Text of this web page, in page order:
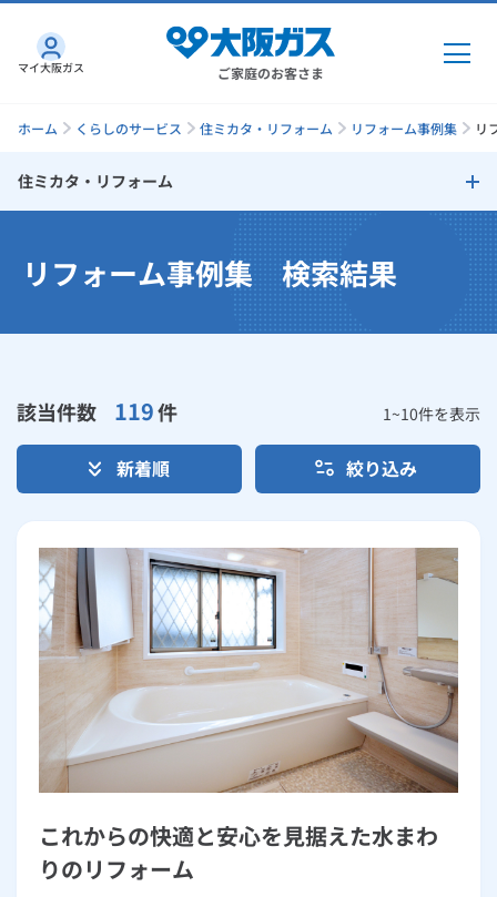
ご家庭のお客さま
ガス・電気 トップ
ガス トップ
GAS得プラン
一般料金
「大阪ガスの都市ガス」への切り替えについて
電気
電気 トップ
「大阪ガスの電気」が選ばれる理由
電気料金メニュー
お手続きから使用開始までの流れ
太陽光発電余剰電力買取サービス
ガスと電気の使用開始の申込
ガスと電気の使用中止 の申込
インターネット
さすガねっとのメリット
料金プラン
通信速度測定
まとめプラン紹介
簡単プラン診断
インターネットのお申込み
機器・修理トップ
ガスコンロ
ガス炊飯器
ガスオーブン
食器洗い乾燥機
バス・洗面
ガス給湯器
ガス温水浴室暖房乾燥機
「カワック・ミストカワック」
リビング・空調
ガスファンヒーター
ガス温水床暖房「ヌック」
取替用ガスコンセント
発電・省エネ
太陽光発電
ぴこぴこ・スマぴこ・けむぴこ
故障診断
エラーコード診断
取扱説明書を探す
定額サービス
らく得リース
らく得保証
くらしのサービス
くらしのサービストップ
リフォーム・リノベーション
リフォーム・リノベーション トップ
住ミカタ・リフォーム
リノベーション「マイリノ」
安心・安全
住ミカタ・サービス
ホームセキュリティ
みるぴこ
便利・おトク
スマイLINK
FitDish
めちゃとクーポン
お手続き・サポート
お手続き一覧
お客さまサポート
お問い合わせ
お引越しの手続き
ショールーム Daigasコラム
総合TOP 業務用・産業用のお客さま 企業情報
マイ大阪ガス
ホーム くらしのサービス 住ミカタ・リフォーム リフォーム事例集 リ
住ミカタ・リフォーム
リフォームサポートプラン
大阪ガスサービスチェーンだからできる「快適」と「安心」のリ
フォーム
住ミカタ・リフォームが選ばれる理由
大阪ガスのリフォーム事例集
浴室リフォーム
洗面所リフォーム
キッチンリフォーム
玄関まわりリフォーム
リフォーム事例集 検索結果
該当件数 119件 1~10件を表示
新着順 絞り込み
これからの快適と安心を見据えた水まわ
りのリフォーム